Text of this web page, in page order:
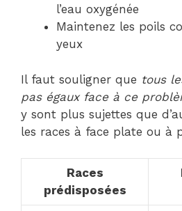
l’eau oxygénée
Maintenez les poils
yeux
Il faut souligner que tous
pas égaux face à ce
y sont plus sujettes que
les races à face plate ou à
Races
prédisposées